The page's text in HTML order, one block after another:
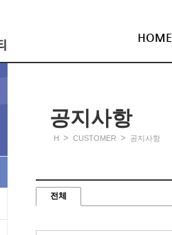
HOME
공지사항
H > CUSTOMER > 공지사항
전체